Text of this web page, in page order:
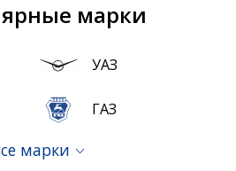
марки
УАЗ
ГАЗ
марки